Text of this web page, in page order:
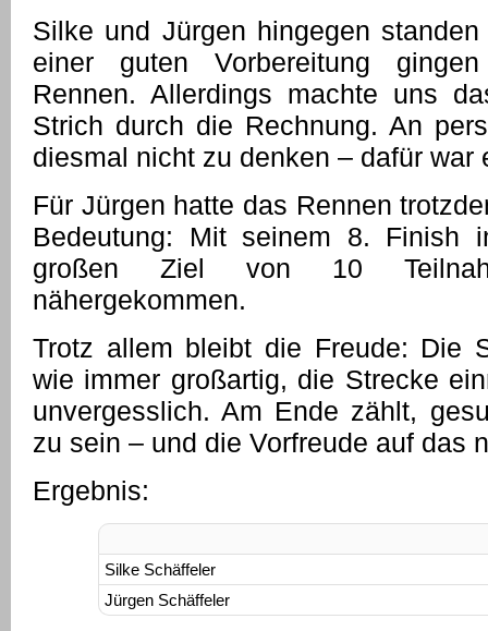
Silke und Jürgen hingegen
einer guten Vorbereitung
Rennen. Allerdings machte uns
Strich durch die Rechnung. An
diesmal nicht zu denken – dafür war
Für Jürgen hatte das Rennen
Bedeutung: Mit seinem 8. Finish
großen Ziel von 10
nähergekommen.
Trotz allem bleibt die Freude: Die
wie immer großartig, die Strecke
unvergesslich. Am Ende zählt,
zu sein – und die Vorfreude auf das
Ergebnis:
Silke Schäffeler
Jürgen Schäffeler